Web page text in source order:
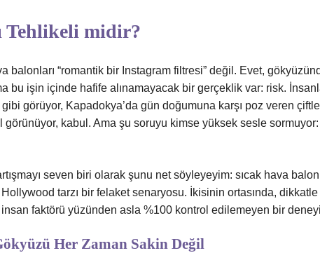
Tehlikeli midir?
balonları “romantik bir Instagram filtresi” değil. Evet,
bu işin içinde hafife alınamayacak bir gerçeklik var: risk.
görüyor, Kapadokya’da gün doğumuna karşı poz veren
kabul. Ama şu soruyu kimse yüksek sesle sormuyor:
seven biri olarak şunu net söyleyeyim: sıcak hava
tarzı bir felaket senaryosu. İkisinin ortasında, dikkatle
faktörü yüzünden asla %100 kontrol edilemeyen bir
Her Zaman Sakin Değil